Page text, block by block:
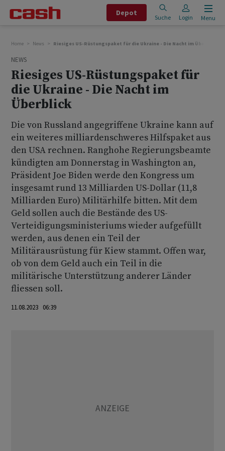
Depot
Suche Login Menu
Home News Riesiges US-Rüstungspaket für die Ukraine - Die Nacht im Überblick
NEWS
Riesiges US-Rüstungspaket für
die Ukraine - Die Nacht im
Überblick
Die von Russland angegriffene Ukraine kann auf
ein weiteres milliardenschweres Hilfspaket aus
den USA rechnen. Ranghohe Regierungsbeamte
kündigten am Donnerstag in Washington an,
Präsident Joe Biden werde den Kongress um
insgesamt rund 13 Milliarden US-Dollar (11,8
Milliarden Euro) Militärhilfe bitten. Mit dem
Geld sollen auch die Bestände des US-
Verteidigungsministeriums wieder aufgefüllt
werden, aus denen ein Teil der
Militärausrüstung für Kiew stammt. Offen war,
ob von dem Geld auch ein Teil in die
militärische Unterstützung anderer Länder
fliessen soll.
11.08.2023 06:39